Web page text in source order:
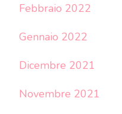
Febbraio 2022
Gennaio 2022
Dicembre 2021
Novembre 2021